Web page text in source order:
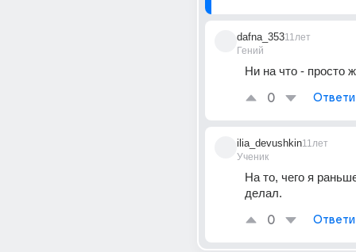
dafna_353
Гений
11лет
Ни на что - просто
0
ilia_devushkin
Ученик
11лет
На то, чего я
делал.
0